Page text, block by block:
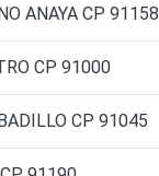
ANAYA CP 91158
CP 91000
CP 91045